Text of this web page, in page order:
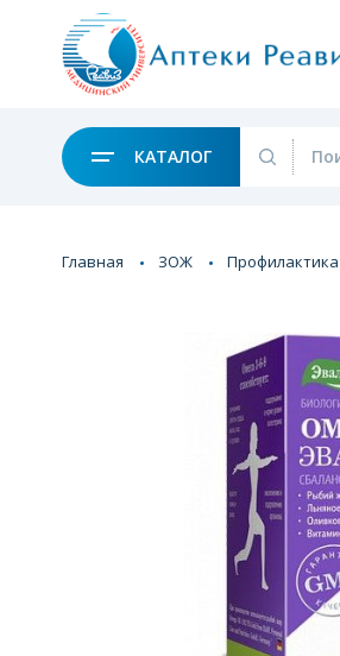
КАТАЛОГ
Главная ЗОЖ Профилактика